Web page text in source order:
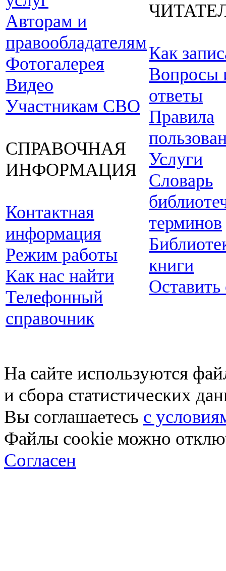
Авторам и
правообладателям
Фотогалерея
Видео
Участникам СВО
СПРАВОЧНАЯ
ИНФОРМАЦИЯ
Контактная
информация
Режим работы
Как нас найти
Телефонный
справочник
Как
Вопросы
ответы
Правила
Услуги
Словарь
терминов
книги
Оставить
На сайте используются
и сбора статистических
Вы соглашаетесь с
Файлы cookie можно
Согласен